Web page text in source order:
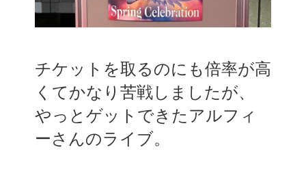
チケットを取るのにも倍率が高
くてかなり苦戦しましたが、
やっとゲットできたアルフィ
ーさんのライブ。